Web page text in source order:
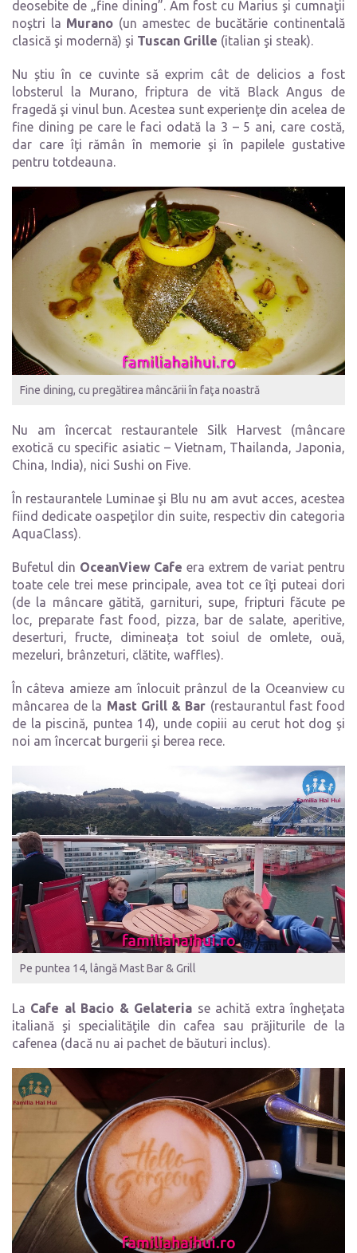
deosebite de „fine dining”. Am fost cu Marius şi cumnaţii
noştri la Murano (un amestec de bucătărie continentală
clasică şi modernă) şi Tuscan Grille (italian şi steak).
Nu știu în ce cuvinte să exprim cât de delicios a fost
lobsterul la Murano, friptura de vită Black Angus de
fragedă şi vinul bun. Acestea sunt experienţe din acelea de
fine dining pe care le faci odată la 3 – 5 ani, care costă,
dar care îţi rămân în memorie şi în papilele gustative
pentru totdeauna.
Fine dining, cu pregătirea mâncării în faţa noastră
Nu am încercat restaurantele Silk Harvest (mâncare
exotică cu specific asiatic – Vietnam, Thailanda, Japonia,
China, India), nici Sushi on Five.
În restaurantele Luminae şi Blu nu am avut acces, acestea
fiind dedicate oaspeţilor din suite, respectiv din categoria
AquaClass).
Bufetul din OceanView Cafe era extrem de variat pentru
toate cele trei mese principale, avea tot ce îţi puteai dori
(de la mâncare gătită, garnituri, supe, fripturi făcute pe
loc, preparate fast food, pizza, bar de salate, aperitive,
deserturi, fructe, dimineața tot soiul de omlete, ouă,
mezeluri, brânzeturi, clătite, waffles).
În câteva amieze am înlocuit prânzul de la Oceanview cu
mâncarea de la Mast Grill & Bar (restaurantul fast food
de la piscină, puntea 14), unde copiii au cerut hot dog şi
noi am încercat burgerii şi berea rece.
Pe puntea 14, lângă Mast Bar & Grill
La Cafe al Bacio & Gelateria se achită extra îngheţata
italiană şi specialităţile din cafea sau prăjiturile de la
cafenea (dacă nu ai pachet de băuturi inclus).